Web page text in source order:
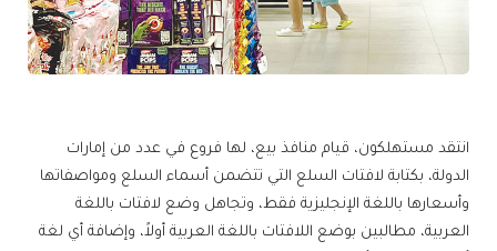
انتقد مستهلكون، قيام منافذ بيع، لها فروع في عدد من إمارات
الدولة، بكتابة لافتات السلع التي تتضمن أسماء السلع ومواصفاتها
وأسعارها باللغة الإنجليزية فقط، وتجاهل وضع لافتات باللغة
العربية، مطالبين بوضع اللافتات باللغة العربية أولاً، وإضافة أي لغة